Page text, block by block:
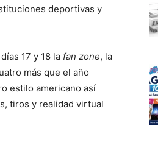
deportivas y
17 y 18 la fan zone, la
más que el año
estilo americano así
tiros y realidad virtual